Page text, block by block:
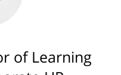
of Learning